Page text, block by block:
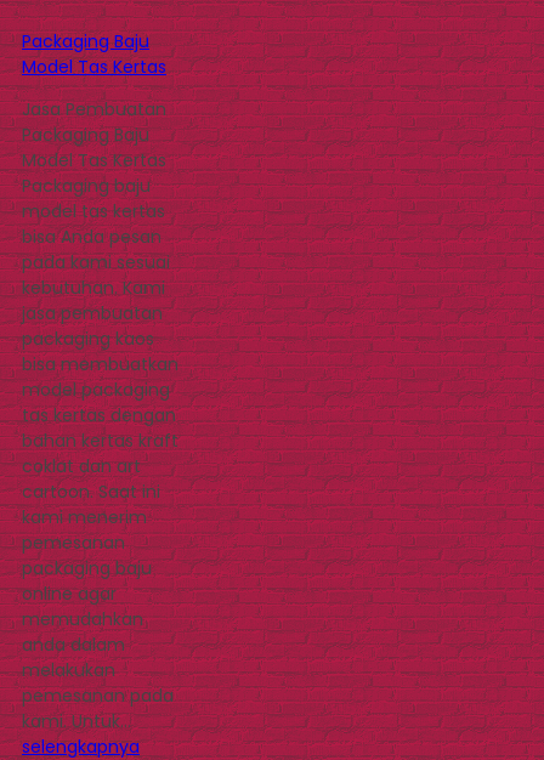
Packaging Baju
Model Tas Kertas
Jasa Pembuatan
Packaging Baju
Model Tas Kertas
Packaging baju
model tas kertas
bisa Anda pesan
pada kami sesuai
kebutuhan. Kami
jasa pembuatan
packaging kaos
bisa membuatkan
model packaging
tas kertas dengan
bahan kertas kraft
coklat dan art
cartoon. Saat ini
kami menerim
pemesanan
packaging baju
online agar
memudahkan
anda dalam
melakukan
pemesanan pada
kami. Untuk…
selengkapnya